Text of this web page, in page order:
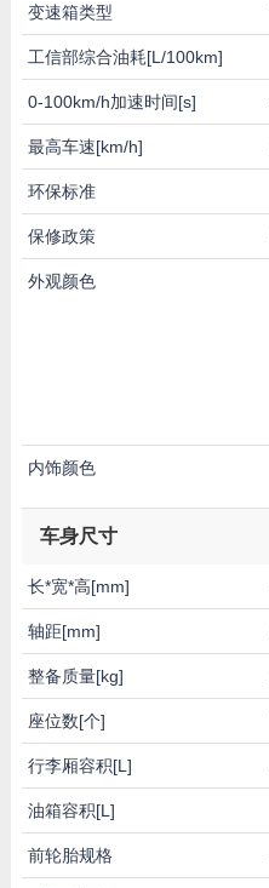
变速箱类型
工信部综合油耗[L/100km]
0-100km/h加速时间[s]
最高车速[km/h]
环保标准
保修政策
外观颜色
内饰颜色
车身尺寸
长*宽*高[mm]
轴距[mm]
整备质量[kg]
座位数[个]
行李厢容积[L]
油箱容积[L]
前轮胎规格